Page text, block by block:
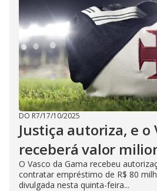
DO R7/17/10/2025
Justiça autoriza, e o
receberá valor
O Vasco da Gama recebeu
contratar empréstimo de R$ 80
divulgada nesta quinta-feira...